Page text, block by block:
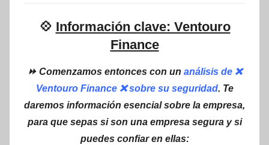
💠 Información clave: Ventouro
Finance
⏩ Comenzamos entonces con un análisis de ❌
Ventouro Finance ❌ sobre su seguridad. Te
daremos información esencial sobre la empresa,
para que sepas si son una empresa segura y si
puedes confiar en ellas: